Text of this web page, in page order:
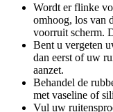
Wordt er flinke
omhoog, los van
voorruit scherm.
Bent u vergeten
dan eerst of uw
aanzet.
Behandel de
met vaseline of
Vul uw